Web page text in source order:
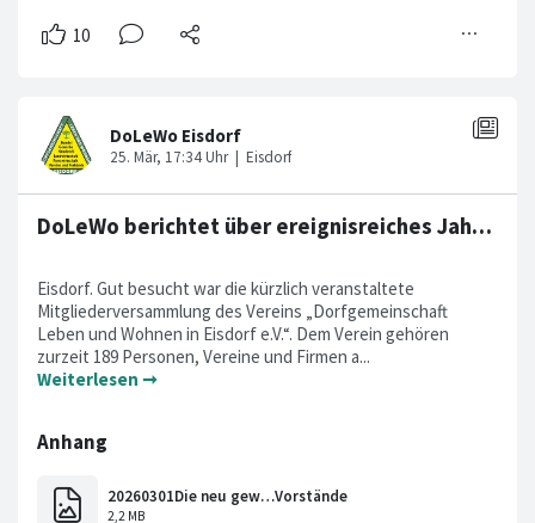
DoLeWo berichtet über ereignisreiches Jahr und Wechsel im Vorstand
Eisdorf. Gut besucht war die kürzlich veranstaltete
Mitgliederversammlung des Vereins „Dorfgemeinschaft
Leben und Wohnen in Eisdorf e.V.“. Dem Verein gehören
zurzeit 189 Personen, Vereine und Firmen a...
Weiterlesen ➞